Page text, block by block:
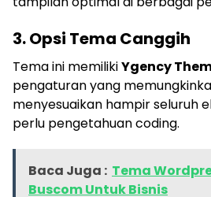
3. Opsi Tema Canggih
Tema ini memilikiYgency
pengaturan yang
menyesuaikan hampir seluruh
perlu pengetahuan coding.
Baca Juga : Tema
Buscom Untuk Bisnis